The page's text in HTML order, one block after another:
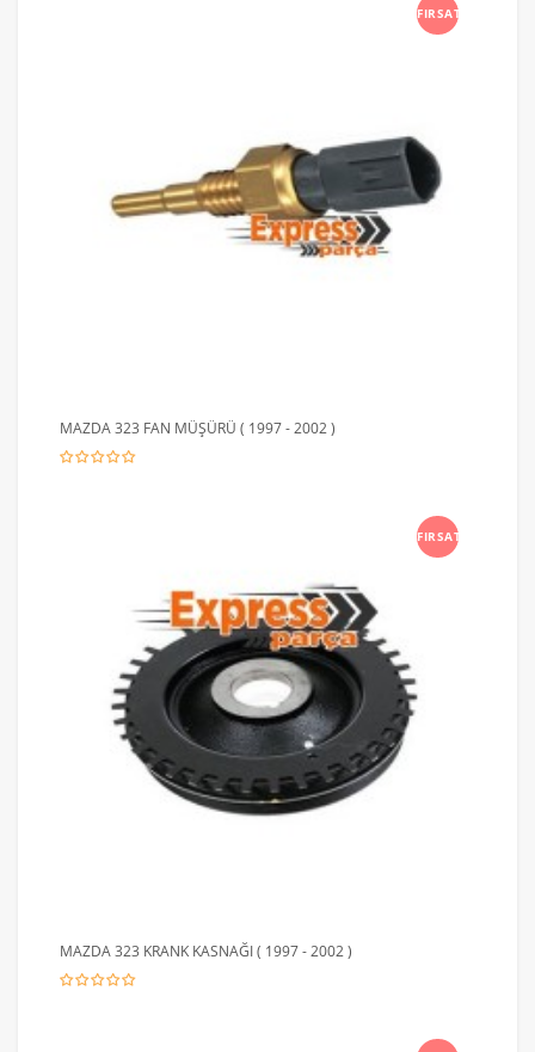
FIRSAT
MAZDA 323 FAN MÜŞÜRÜ ( 1997 - 2002 )
FIRSAT
MAZDA 323 KRANK KASNAĞI ( 1997 - 2002 )